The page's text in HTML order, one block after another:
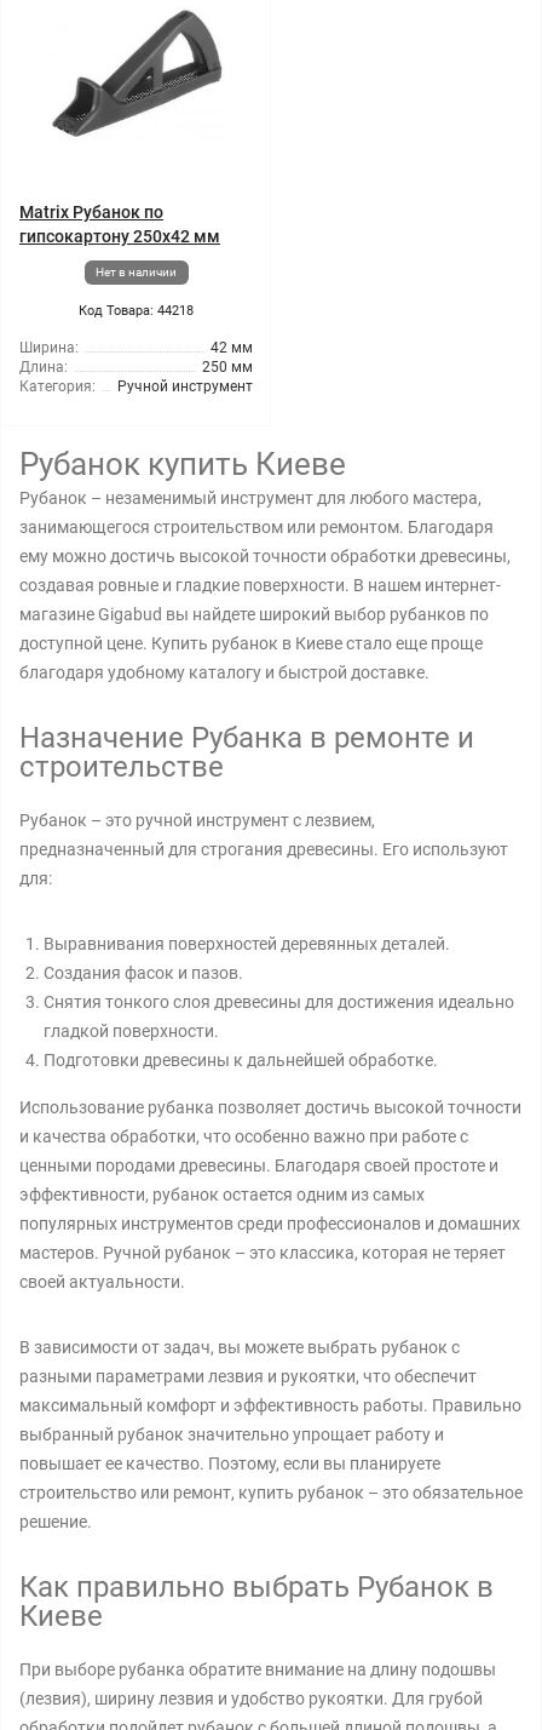
Matrix Рубанок по
гипсокартону 250x42 мм
Нет в наличии
Код Товара: 44218
Ширина:
42 мм
Длина:
250 мм
Категория:
Ручной инструмент
Рубанок купить Киеве
Рубанок – незаменимый инструмент для любого мастера,
занимающегося строительством или ремонтом. Благодаря
ему можно достичь высокой точности обработки древесины,
создавая ровные и гладкие поверхности. В нашем интернет-
магазине Gigabud вы найдете широкий выбор рубанков по
доступной цене. Купить рубанок в Киеве стало еще проще
благодаря удобному каталогу и быстрой доставке.
Назначение Рубанка в ремонте и
строительстве
Рубанок – это ручной инструмент с лезвием,
предназначенный для строгания древесины. Его используют
для:
Выравнивания поверхностей деревянных деталей.
Создания фасок и пазов.
Снятия тонкого слоя древесины для достижения идеально
гладкой поверхности.
Подготовки древесины к дальнейшей обработке.
Использование рубанка позволяет достичь высокой точности
и качества обработки, что особенно важно при работе с
ценными породами древесины. Благодаря своей простоте и
эффективности, рубанок остается одним из самых
популярных инструментов среди профессионалов и домашних
мастеров. Ручной рубанок – это классика, которая не теряет
своей актуальности.
В зависимости от задач, вы можете выбрать рубанок с
разными параметрами лезвия и рукоятки, что обеспечит
максимальный комфорт и эффективность работы. Правильно
выбранный рубанок значительно упрощает работу и
повышает ее качество. Поэтому, если вы планируете
строительство или ремонт, купить рубанок – это обязательное
решение.
Как правильно выбрать Рубанок в
Киеве
При выборе рубанка обратите внимание на длину подошвы
(лезвия), ширину лезвия и удобство рукоятки. Для грубой